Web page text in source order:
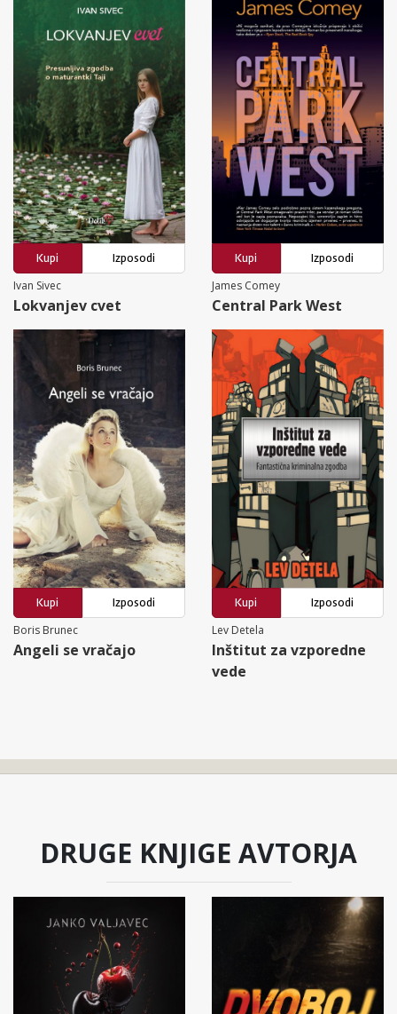
Kupi
Izposodi
Ivan Sivec
Lokvanjev cvet
Kupi
Izposodi
James Comey
Central Park West
Kupi
Izposodi
Boris Brunec
Angeli se vračajo
Kupi
Izposodi
Lev Detela
Inštitut za vzporedne
vede
DRUGE KNJIGE AVTORJA